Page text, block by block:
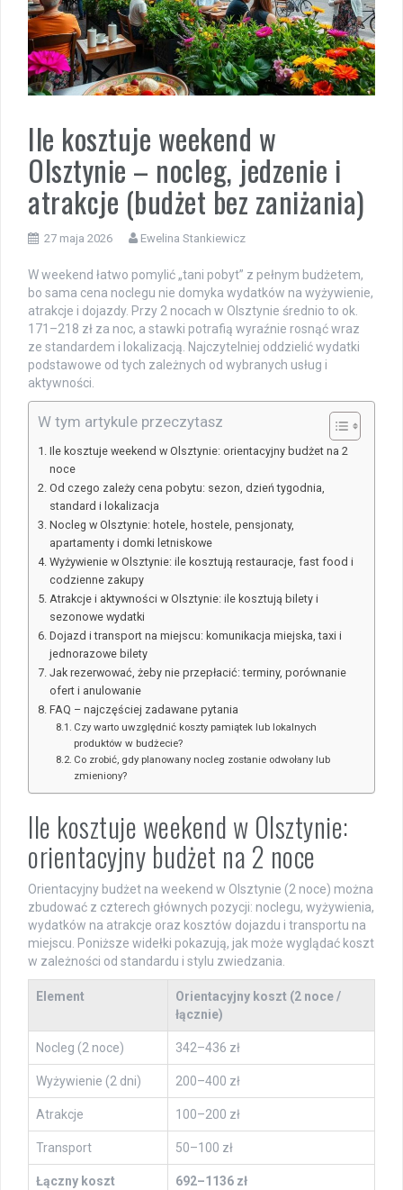
Ile kosztuje weekend w
Olsztynie – nocleg, jedzenie i
atrakcje (budżet bez zaniżania)
27 maja 2026 Ewelina Stankiewicz
W weekend łatwo pomylić „tani pobyt” z pełnym budżetem,
bo sama cena noclegu nie domyka wydatków na wyżywienie,
atrakcje i dojazdy. Przy 2 nocach w Olsztynie średnio to ok.
171–218 zł za noc, a stawki potrafią wyraźnie rosnąć wraz
ze standardem i lokalizacją. Najczytelniej oddzielić wydatki
podstawowe od tych zależnych od wybranych usług i
aktywności.
W tym artykule przeczytasz
Ile kosztuje weekend w Olsztynie: orientacyjny budżet na 2
noce
Od czego zależy cena pobytu: sezon, dzień tygodnia,
standard i lokalizacja
Nocleg w Olsztynie: hotele, hostele, pensjonaty,
apartamenty i domki letniskowe
Wyżywienie w Olsztynie: ile kosztują restauracje, fast food i
codzienne zakupy
Atrakcje i aktywności w Olsztynie: ile kosztują bilety i
sezonowe wydatki
Dojazd i transport na miejscu: komunikacja miejska, taxi i
jednorazowe bilety
Jak rezerwować, żeby nie przepłacić: terminy, porównanie
ofert i anulowanie
FAQ – najczęściej zadawane pytania
Czy warto uwzględnić koszty pamiątek lub lokalnych
produktów w budżecie?
Co zrobić, gdy planowany nocleg zostanie odwołany lub
zmieniony?
Ile kosztuje weekend w Olsztynie:
orientacyjny budżet na 2 noce
Orientacyjny budżet na weekend w Olsztynie (2 noce) można
zbudować z czterech głównych pozycji: noclegu, wyżywienia,
wydatków na atrakcje oraz kosztów dojazdu i transportu na
miejscu. Poniższe widełki pokazują, jak może wyglądać koszt
w zależności od standardu i stylu zwiedzania.
Element
Orientacyjny koszt (2 noce /
łącznie)
Nocleg (2 noce) 342–436 zł
Wyżywienie (2 dni) 200–400 zł
Atrakcje 100–200 zł
Transport 50–100 zł
Łączny koszt
692–1136 zł